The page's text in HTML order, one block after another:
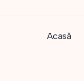
Acasă